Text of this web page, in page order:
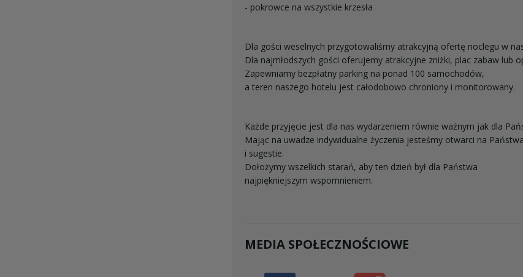
- pokrowce na wszystkie krzesła
Dla gości weselnych przygotowaliśmy atrakcyjną ofertę noclegu w
Dla najmłodszych gości oferujemy atrakcyjne zniżki, plac zabaw lub
Zapewniamy bezpłatny parking na ponad 100 samochodów,
a teren naszego hotelu jest całodobowo chroniony i monitorowany.
Każde przyjęcie jest dla nas wydarzeniem równie ważnym jak dla
Mając na uwadze indywidualne życzenia jesteśmy otwarci na
i sugestie.
Dołożymy wszelkich starań, aby ten dzień był dla Państwa
najpiękniejszym wspomnieniem.
MEDIA SPOŁECZNOŚCIOWE